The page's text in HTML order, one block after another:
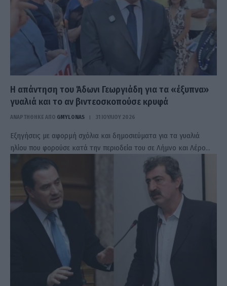
H απάντηση του Άδωνι Γεωργιάδη για τα «έξυπνα»
γυαλιά και το αν βιντεοσκοπούσε κρυφά
ΑΝΑΡΤΗΘΗΚΕ ΑΠΟ GMYLONAS 31 ΙΟΥΛΊΟΥ 2026
Εξηγήσεις με αφορμή σχόλια και δημοσιεύματα για τα γυαλιά
ηλίου που φορούσε κατά την περιοδεία του σε Λήμνο και Λέρο…